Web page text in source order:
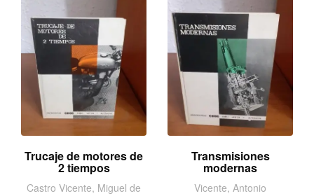
Trucaje de motores de
2 tiempos
Castro Vicente, Miguel de
Transmisiones
modernas
Vicente, Antonio